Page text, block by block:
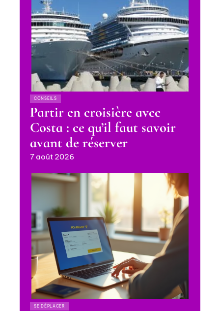
CONSEILS
Partir en croisière avec
Costa : ce qu’il faut savoir
avant de réserver
7 août 2026
SE DÉPLACER